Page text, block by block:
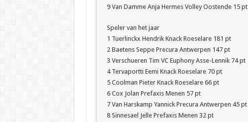
9 Van Damme Anja Hermes Volley Oostende 15 pt
Speler van het jaar
1 Tuerlinckx Hendrik Knack Roeselare 181 pt
2 Baetens Seppe Precura Antwerpen 147 pt
3 Verschueren Tim VC Euphony Asse-Lennik 74 pt
4 Tervaportti Eemi Knack Roeselare 70 pt
5 Coolman Pieter Knack Roeselare 66 pt
6 Cox Jolan Prefaxis Menen 57 pt
7 Van Harskamp Yannick Precura Antwerpen 45 pt
8 Sinnesael Jelle Prefaxis Menen 32 pt